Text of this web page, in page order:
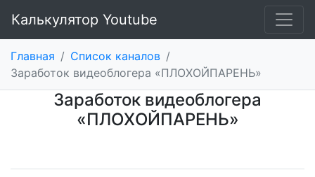
Калькулятор Youtube
Главная / Список каналов /
Заработок видеоблогера «ПЛОХОЙПАРЕНЬ»
Заработок видеоблогера
«ПЛОХОЙПАРЕНЬ»